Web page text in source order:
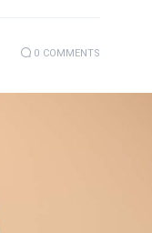
0 COMMENTS